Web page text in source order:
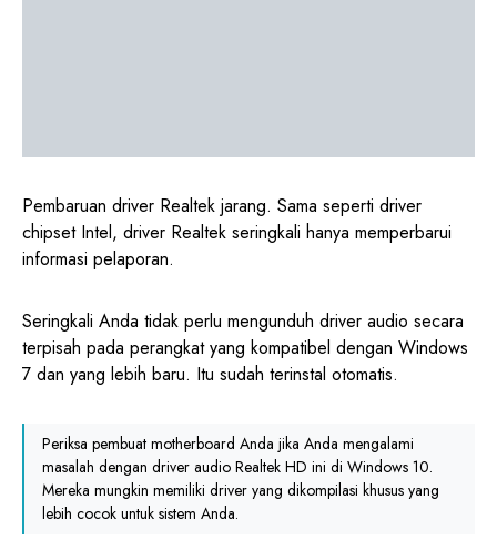
Pembaruan driver Realtek jarang. Sama seperti driver
chipset Intel, driver Realtek seringkali hanya memperbarui
informasi pelaporan.
Seringkali Anda tidak perlu mengunduh driver audio secara
terpisah pada perangkat yang kompatibel dengan Windows
7 dan yang lebih baru. Itu sudah terinstal otomatis.
Periksa pembuat motherboard Anda jika Anda mengalami
masalah dengan driver audio Realtek HD ini di Windows 10.
Mereka mungkin memiliki driver yang dikompilasi khusus yang
lebih cocok untuk sistem Anda.